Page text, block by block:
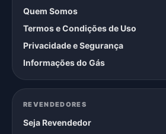
Quem Somos
Termos e Condições de Uso
Privacidade e Segurança
Informações do Gás
REVENDEDORES
Seja Revendedor